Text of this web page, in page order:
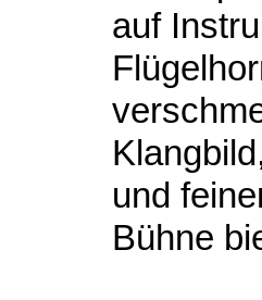
auf
und
Bühne